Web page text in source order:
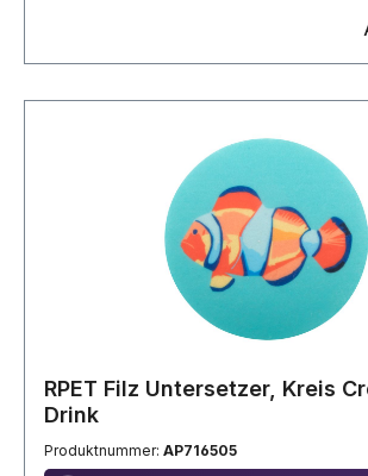
Produkts sowie das
zu Produkt unterschiedlich sein.
RPET Filz Untersetzer, Kreis
Drink
Produktnummer: AP716505